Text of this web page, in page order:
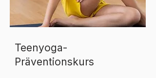
Teenyoga-
Präventionskurs